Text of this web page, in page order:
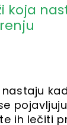
koja
ih lečiti